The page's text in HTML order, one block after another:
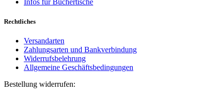
Infos für Büchertische
Rechtliches
Versandarten
Zahlungsarten und Bankverbindung
Widerrufsbelehrung
Allgemeine Geschäftsbedingungen
Bestellung widerrufen: